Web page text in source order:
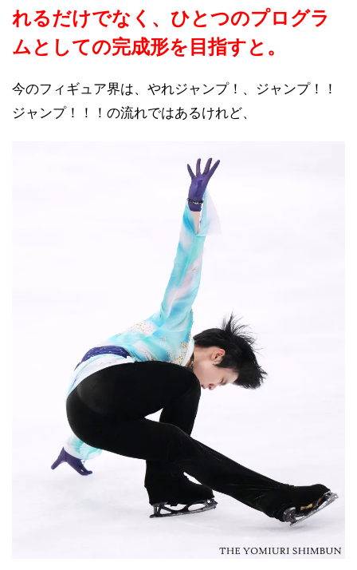
れるだけでなく、ひとつのプログラ
ムとしての完成形を目指すと。
今のフィギュア界は、やれジャンプ！、ジャンプ！！
ジャンプ！！！の流れではあるけれど、